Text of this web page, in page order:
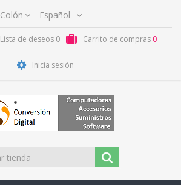
Lista de deseos 0 Carrito de compras 0
Inicia sesión